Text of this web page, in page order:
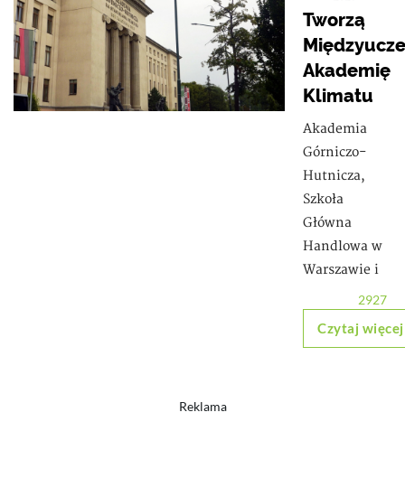
Tworzą
Akademię
Klimatu
Akademia
Górniczo-
Hutnicza,
Szkoła
Główna
Handlowa w
Warszawie i
2927
Czytaj więcej
Reklama